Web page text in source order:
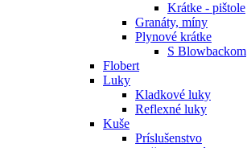
Krátke - pištole
Granáty, míny
Plynové krátke
S Blowbackom
Flobert
Luky
Kladkové luky
Reflexné luky
Kuše
Príslušenstvo